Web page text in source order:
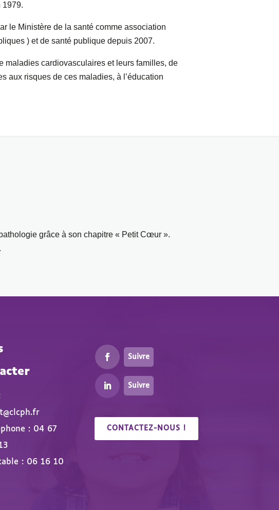
1979.
le Ministère de la santé comme association
) et de santé publique depuis 2007.
maladies cardiovasculaires et leurs familles, de
aux risques de ces maladies, à l’éducation
grâce à son chapitre « Petit Cœur ».
: 04 67
: 06 16 10
Suivre
Suivre
CONTACTEZ-NOUS !